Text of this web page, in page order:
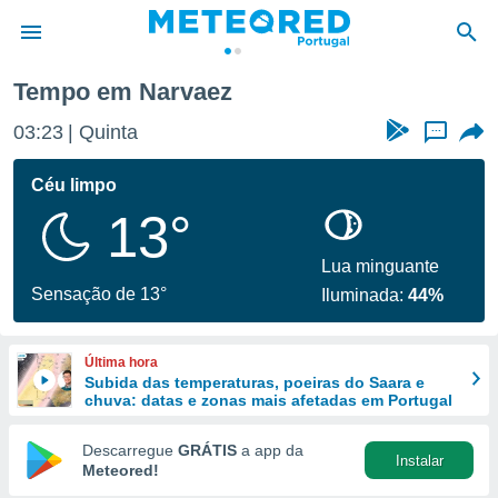
da
foi
fornecidas
a este
das
e
forma
digital
Tempo em Narvaez
03:23 Quinta ...
Céu limpo
13°
Sensação de 13°
Lua minguante
Iluminada:44%
Última hora
Subida das temperaturas, poeiras do Saara e
chuva: datas e zonas mais afetadas em Portugal
Descarregue GRÁTIS a app da
Meteored!
Instalar